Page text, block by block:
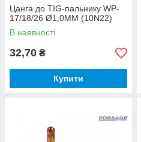
Цанга до TIG-пальнику WP-
17/18/26 Ø1,0ММ (10N22)
В наявності
32,70 ₴
Купити